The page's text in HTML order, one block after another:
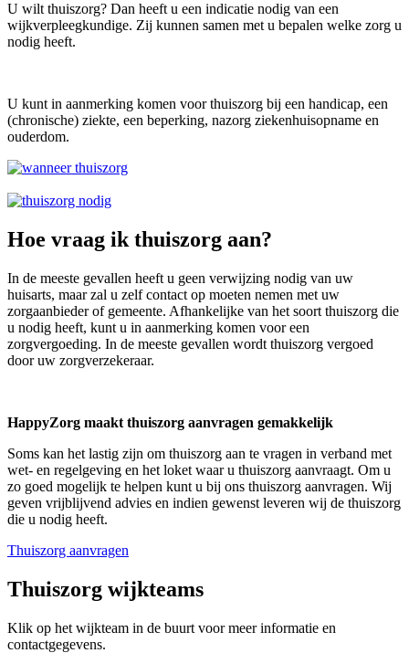
U wilt thuiszorg? Dan heeft u een indicatie nodig van een
wijkverpleegkundige. Zij kunnen samen met u bepalen welke zorg u
nodig heeft.
U kunt in aanmerking komen voor thuiszorg bij een handicap, een
(chronische) ziekte, een beperking, nazorg ziekenhuisopname en
ouderdom.
Hoe vraag ik thuiszorg aan?
In de meeste gevallen heeft u geen verwijzing nodig van uw
huisarts, maar zal u zelf contact op moeten nemen met uw
zorgaanbieder of gemeente. Afhankelijke van het soort thuiszorg die
u nodig heeft, kunt u in aanmerking komen voor een
zorgvergoeding. In de meeste gevallen wordt thuiszorg vergoed
door uw zorgverzekeraar.
HappyZorg maakt thuiszorg aanvragen gemakkelijk
Soms kan het lastig zijn om thuiszorg aan te vragen in verband met
wet- en regelgeving en het loket waar u thuiszorg aanvraagt. Om u
zo goed mogelijk te helpen kunt u bij ons thuiszorg aanvragen. Wij
geven vrijblijvend advies en indien gewenst leveren wij de thuiszorg
die u nodig heeft.
Thuiszorg aanvragen
Thuiszorg wijkteams
Klik op het wijkteam in de buurt voor meer informatie en
contactgegevens.